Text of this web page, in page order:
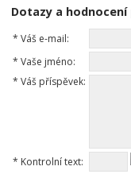
Dotazy a
* Váš e-mail:
* Vaše jméno:
* Váš příspěvek:
* Kontrolní text: